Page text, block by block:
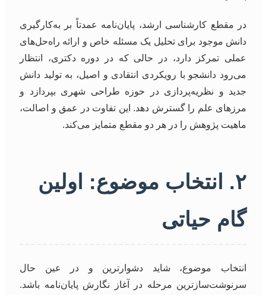
در مقطع کارشناسی ارشد، پایان‌نامه عمدتاً بر به‌کارگیری
دانش موجود برای تحلیل یک مسئله خاص و ارائه راه‌حل‌های
عملی تمرکز دارد، در حالی که در دوره دکتری، انتظار
می‌رود دانشجو با رویکردی انتقادی و اصیل، به تولید دانش
جدید و نظریه‌پردازی در حوزه طراحی شهری بپردازد و
مرزهای علم را گسترش دهد. این تفاوت در عمق و اصالت،
ماهیت پژوهش را در هر دو مقطع متمایز می‌کند.
۲. انتخاب موضوع: اولین
گام حیاتی
انتخاب موضوع، شاید دشوارترین و در عین حال
سرنوشت‌سازترین مرحله در آغاز نگارش پایان‌نامه باشد.